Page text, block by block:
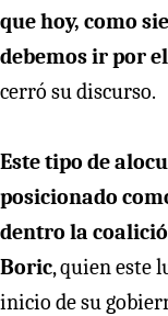
que hoy, como
debemos ir por
cerró su discurso.
Este tipo de
posicionado
dentro la
Boric, quien este
inicio de su